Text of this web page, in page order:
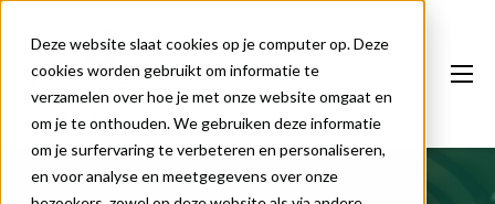
Deze website slaat cookies op je computer op. Deze
cookies worden gebruikt om informatie te
verzamelen over hoe je met onze website omgaat en
om je te onthouden. We gebruiken deze informatie
om je surfervaring te verbeteren en personaliseren,
en voor analyse en meetgegevens over onze
Onze diensten